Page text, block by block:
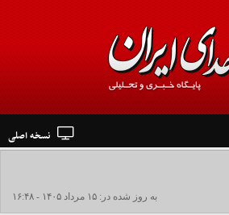
نسخه اصلی
در نجف و کربلا
به روز شده در: ۱۵ مرداد ۱۴۰۵ - ۱۶:۴۸